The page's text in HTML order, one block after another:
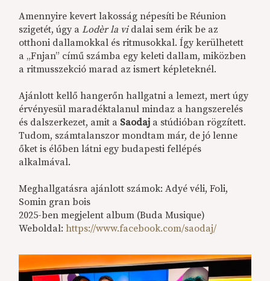
Amennyire kevert lakosság népesíti be Réunion
szigetét, úgy aLodèr la vidalai sem érik be az
otthoni dallamokkal és ritmusokkal. Így kerülhetett
a „Fnjan” című számba egy keleti dallam, miközben
a ritmusszekció marad az ismert képleteknél.
Ajánlott kellő hangerőn hallgatni a lemezt, mert úgy
érvényesül maradéktalanul mindaz a hangszerelés
és dalszerkezet, amit a Saodaj a stúdióban rögzített.
Tudom, számtalanszor mondtam már, de jó lenne
őket is élőben látni egy budapesti fellépés
alkalmával.
Meghallgatásra ajánlott számok: Adyé véli, Foli,
Somin gran bois
2025-ben megjelent album (Buda Musique)
Weboldal:https://www.facebook.com/saodaj/